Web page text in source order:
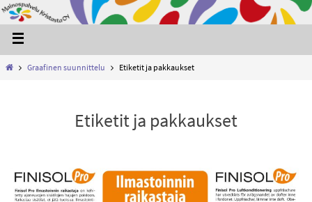
Graafinen suunnittelu Etiketit ja pakkaukset
Etiketit ja pakkaukset